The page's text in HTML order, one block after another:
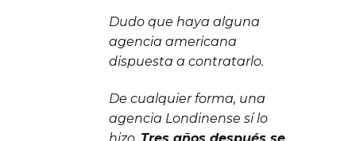
Dudo que haya alguna
agencia americana
dispuesta a contratarlo.
De cualquier forma, una
agencia Londinense sí lo